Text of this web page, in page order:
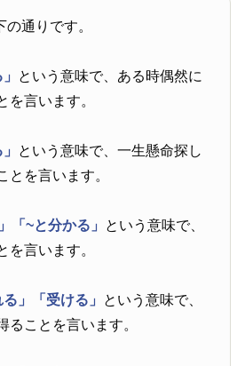
通りです。
という意味で、ある時偶然に
を言います。
という意味で、一生懸命探し
とを言います。
「~と分かる」 という意味で、
を言います。
」 「受ける」 という意味で、
ることを言います。